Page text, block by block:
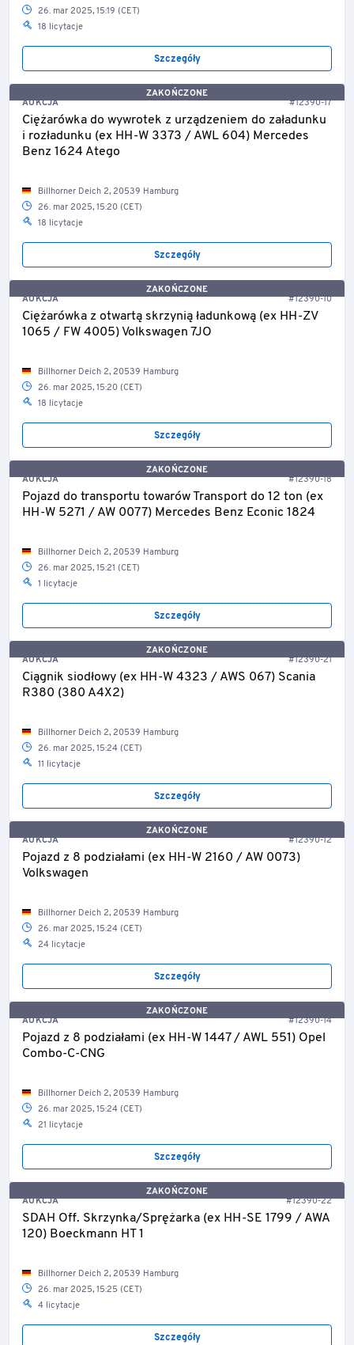
26. mar 2025, 15:19 (CET)
18 licytacje
Szczegóły
ZAKOŃCZONE
AUKCJA
#12390-17
Ciężarówka do wywrotek z urządzeniem do załadunku
i rozładunku (ex HH-W 3373 / AWL 604) Mercedes
Benz 1624 Atego
Billhorner Deich 2, 20539 Hamburg
26. mar 2025, 15:20 (CET)
18 licytacje
Szczegóły
ZAKOŃCZONE
AUKCJA
#12390-10
Ciężarówka z otwartą skrzynią ładunkową (ex HH-ZV
1065 / FW 4005) Volkswagen 7JO
Billhorner Deich 2, 20539 Hamburg
26. mar 2025, 15:20 (CET)
18 licytacje
Szczegóły
ZAKOŃCZONE
AUKCJA
#12390-18
Pojazd do transportu towarów Transport do 12 ton (ex
HH-W 5271 / AW 0077) Mercedes Benz Econic 1824
Billhorner Deich 2, 20539 Hamburg
26. mar 2025, 15:21 (CET)
1 licytacje
Szczegóły
ZAKOŃCZONE
AUKCJA
#12390-21
Ciągnik siodłowy (ex HH-W 4323 / AWS 067) Scania
R380 (380 A4X2)
Billhorner Deich 2, 20539 Hamburg
26. mar 2025, 15:24 (CET)
11 licytacje
Szczegóły
ZAKOŃCZONE
AUKCJA
#12390-12
Pojazd z 8 podziałami (ex HH-W 2160 / AW 0073)
Volkswagen
Billhorner Deich 2, 20539 Hamburg
26. mar 2025, 15:24 (CET)
24 licytacje
Szczegóły
ZAKOŃCZONE
AUKCJA
#12390-14
Pojazd z 8 podziałami (ex HH-W 1447 / AWL 551) Opel
Combo-C-CNG
Billhorner Deich 2, 20539 Hamburg
26. mar 2025, 15:24 (CET)
21 licytacje
Szczegóły
ZAKOŃCZONE
AUKCJA
#12390-22
SDAH Off. Skrzynka/Sprężarka (ex HH-SE 1799 / AWA
120) Boeckmann HT 1
Billhorner Deich 2, 20539 Hamburg
26. mar 2025, 15:25 (CET)
4 licytacje
Szczegóły